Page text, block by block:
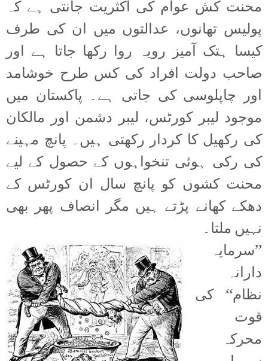
محنت کش عوام کی اکثریت جانتی ہے کہ
پولیس تھانوں، عدالتوں میں ان کی طرف
کیسا ہتک آمیز رویہ روا رکھا جاتا ہے اور
صاحب دولت افراد کی کس طرح خوشامد
اور چاپلوسی کی جاتی ہے۔ پاکستان میں
موجود لیبر کورٹس، لیبر دشمن اور مالکان
کی رکھیل کا کردار رکھتی ہیں۔ پانچ مہینے
کی رکی ہوئی تنخواہوں کے حصول کے لیے
محنت کشوں کو پانچ سال ان کورٹس کے
دھکے کھانے پڑتے ہیں مگر انصاف پھر بھی
نہیں ملتا۔
’’سرمایہ
دارانہ
نظام‘‘ کی
قوت
محرکہ